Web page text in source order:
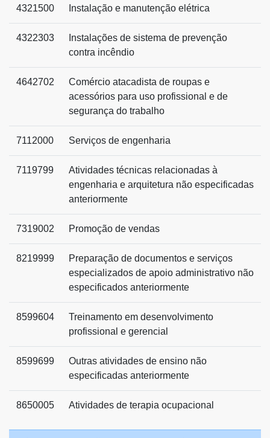
4321500 Instalação e manutenção elétrica
4322303
Instalações de sistema de prevenção
contra incêndio
4642702
Comércio atacadista de roupas e
acessórios para uso profissional e de
segurança do trabalho
7112000 Serviços de engenharia
7119799
Atividades técnicas relacionadas à
engenharia e arquitetura não especificadas
anteriormente
7319002 Promoção de vendas
8219999
Preparação de documentos e serviços
especializados de apoio administrativo não
especificados anteriormente
8599604
Treinamento em desenvolvimento
profissional e gerencial
8599699
Outras atividades de ensino não
especificadas anteriormente
8650005 Atividades de terapia ocupacional